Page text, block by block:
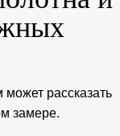
рассказать
замере.